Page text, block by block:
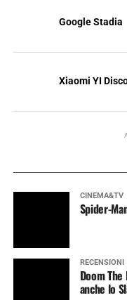
Google Stadia
Xiaomi YI
CINEMA&TV
Spider-
RECENSIONI
Doom
anche lo